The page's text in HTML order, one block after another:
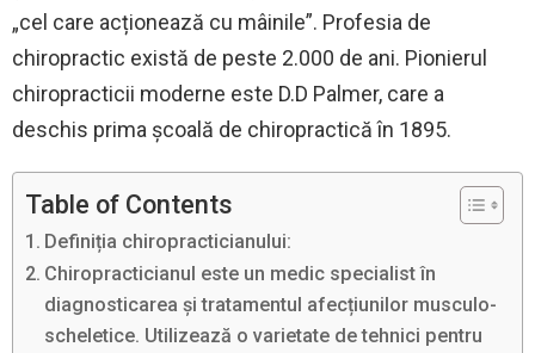
„cel care acționează cu mâinile”. Profesia de
chiropractic există de peste 2.000 de ani. Pionierul
chiropracticii moderne este D.D Palmer, care a
deschis prima școală de chiropractică în 1895.
Table of Contents
Definiția chiropracticianului:
Chiropracticianul este un medic specialist în
diagnosticarea și tratamentul afecțiunilor musculo-
scheletice. Utilizează o varietate de tehnici pentru